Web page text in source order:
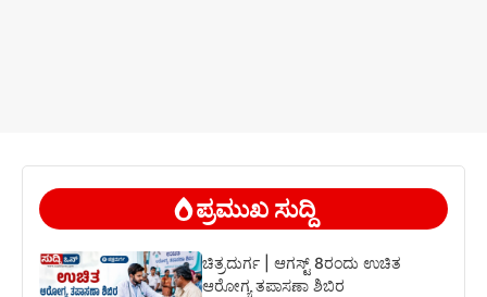
ಪ್ರಮುಖ ಸುದ್ದಿ
ಚಿತ್ರದುರ್ಗ | ಆಗಸ್ಟ್ 8ರಂದು ಉಚಿತ
ಆರೋಗ್ಯ ತಪಾಸಣಾ ಶಿಬಿರ